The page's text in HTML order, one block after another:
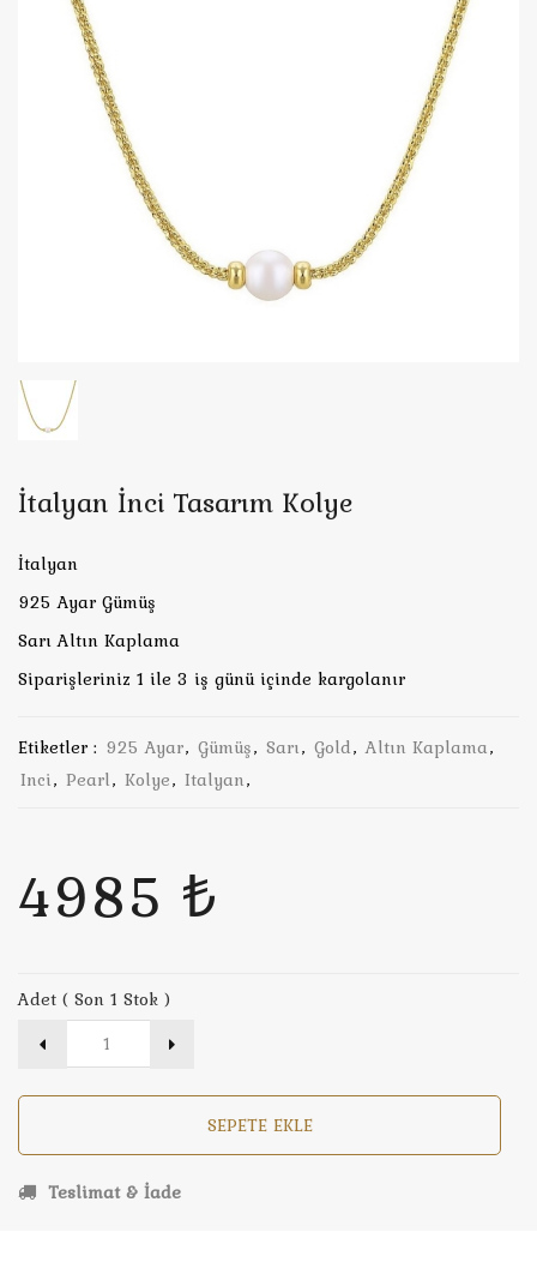
İtalyan İnci Tasarım Kolye
İtalyan
925 Ayar Gümüş
Sarı Altın Kaplama
Siparişleriniz 1 ile 3 iş günü içinde kargolanır
Etiketler : 925 Ayar, Gümüş, Sarı, Gold, Altın Kaplama,
Inci, Pearl, Kolye, Italyan,
4985 ₺
Adet ( Son 1 Stok )
SEPETE EKLE
Teslimat & İade